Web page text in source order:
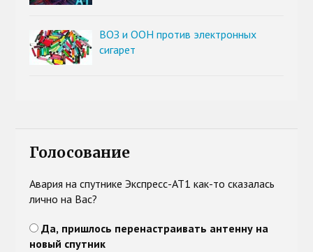
ВОЗ и ООН против электронных
сигарет
Голосование
Авария на спутнике Экспресс-АТ1 как-то сказалась
лично на Вас?
Да, пришлось перенастраивать антенну на
новый спутник